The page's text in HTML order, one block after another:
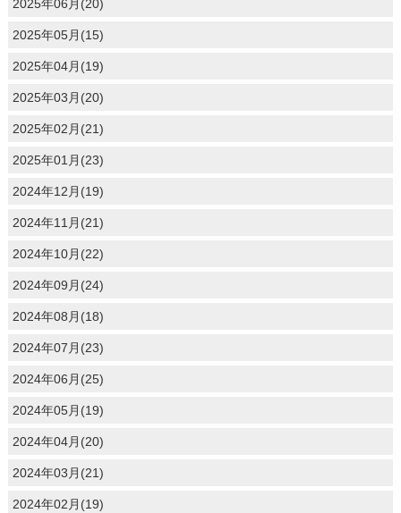
2025年06月(20)
2025年05月(15)
2025年04月(19)
2025年03月(20)
2025年02月(21)
2025年01月(23)
2024年12月(19)
2024年11月(21)
2024年10月(22)
2024年09月(24)
2024年08月(18)
2024年07月(23)
2024年06月(25)
2024年05月(19)
2024年04月(20)
2024年03月(21)
2024年02月(19)